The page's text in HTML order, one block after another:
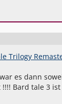
Trilogy
es dann
Bard tale 3 ist